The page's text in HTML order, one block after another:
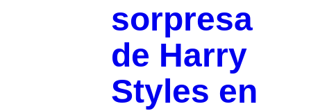
sorpresa
de Harry
Styles en